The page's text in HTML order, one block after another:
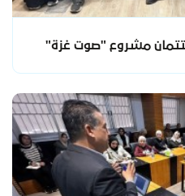
مشروع "صوت غزة"